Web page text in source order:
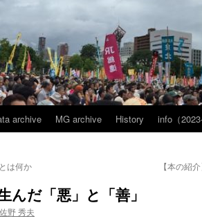
archive MG archive History info（
は何か 【本の紹
んだ「悪」と「善」
佐野 秀夫